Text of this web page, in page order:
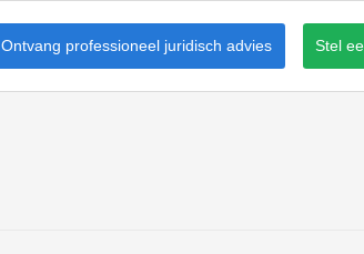
Stel
Ontvang professioneel juridisch advies